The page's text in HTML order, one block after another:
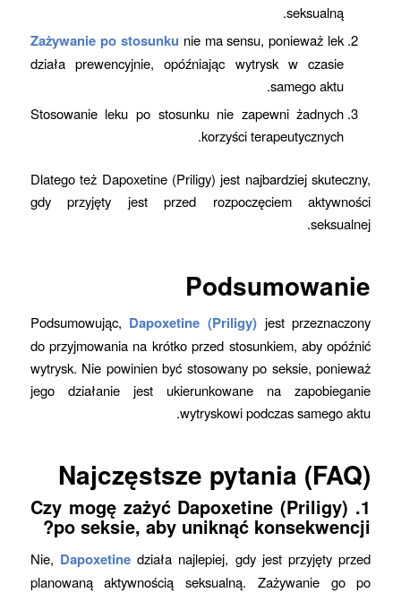
seksualną.
Zażywanie po stosunku nie ma sensu, ponieważ lek
działa prewencyjnie, opóźniając wytrysk w czasie
samego aktu.
Stosowanie leku po stosunku nie zapewni żadnych
korzyści terapeutycznych.
Dlatego też Dapoxetine (Priligy) jest najbardziej skuteczny,
gdy przyjęty jest przed rozpoczęciem aktywności
seksualnej.
Podsumowanie
Podsumowując, Dapoxetine (Priligy) jest przeznaczony
do przyjmowania na krótko przed stosunkiem, aby opóźnić
wytrysk. Nie powinien być stosowany po seksie, ponieważ
jego działanie jest ukierunkowane na zapobieganie
wytryskowi podczas samego aktu.
Najczęstsze pytania (FAQ)
1. Czy mogę zażyć Dapoxetine (Priligy)
po seksie, aby uniknąć konsekwencji?
Nie, Dapoxetinedziała najlepiej, gdy jest przyjęty przed
planowaną aktywnością seksualną. Zażywanie go po